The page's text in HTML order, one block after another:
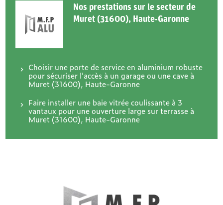
Nos prestations sur le secteur de
Muret (31600), Haute-Garonne
Choisir une porte de service en aluminium robuste
pour sécuriser l'accès à un garage ou une cave à
Muret (31600), Haute-Garonne
Faire installer une baie vitrée coulissante à 3
vantaux pour une ouverture large sur terrasse à
Muret (31600), Haute-Garonne